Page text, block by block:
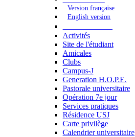
Version française
English version
Activités
Site de l'étudiant
Amicales
Clubs
Campus-J
Generation H.O.P.E.
Pastorale universitaire
Opération 7e jour
Services pratiques
Résidence USJ
Carte privilège
Calendrier universitaire